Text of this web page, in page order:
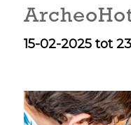
15-02-2025 tot